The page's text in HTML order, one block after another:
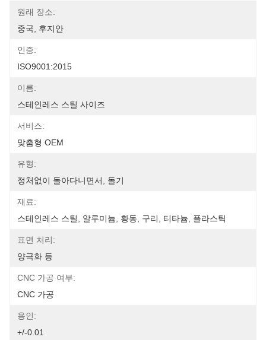
원래 장소:
중국, 후지안
인증:
ISO9001:2015
이름:
스테인레스 스틸 사이즈
서비스:
맞춤형 OEM
유형:
정처없이 돌아다니면서, 돌기
재료:
스테인레스 스틸, 알루미늄, 황동, 구리, 티타늄, 플라스틱
표면 처리:
양극화 등
CNC 가공 여부:
CNC 가공
용인:
+/-0.01